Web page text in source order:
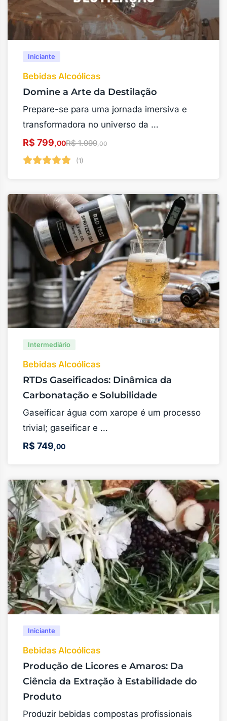
Iniciante
Bebidas Alcoólicas
Domine a Arte da Destilação
Prepare-se para uma jornada imersiva e
transformadora no universo da …
R$ 799,00R$1.999,00
(1)
Intermediário
Bebidas Alcoólicas
RTDs Gaseificados: Dinâmica da
Carbonatação e Solubilidade
Gaseificar água com xarope é um processo
trivial; gaseificar e …
R$ 749,00
Iniciante
Bebidas Alcoólicas
Produção de Licores e Amaros: Da
Ciência da Extração à Estabilidade do
Produto
Produzir bebidas compostas profissionais